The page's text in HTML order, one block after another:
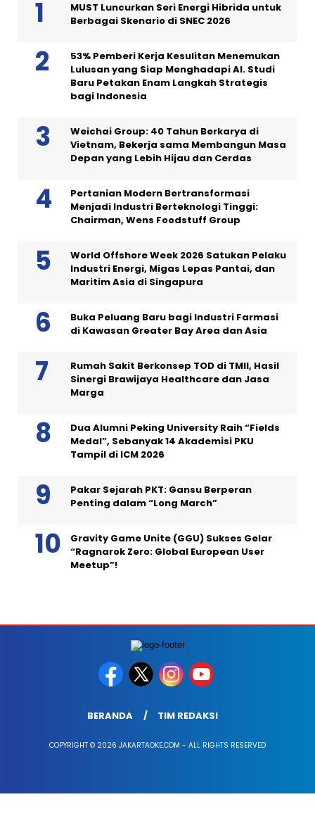
MUST Luncurkan Seri Energi Hibrida untuk
Berbagai Skenario di SNEC 2026
53% Pemberi Kerja Kesulitan Menemukan
Lulusan yang Siap Menghadapi AI. Studi
Baru Petakan Enam Langkah Strategis
bagi Indonesia
Weichai Group: 40 Tahun Berkarya di
Vietnam, Bekerja sama Membangun Masa
Depan yang Lebih Hijau dan Cerdas
Pertanian Modern Bertransformasi
Menjadi Industri Berteknologi Tinggi:
Chairman, Wens Foodstuff Group
World Offshore Week 2026 Satukan Pelaku
Industri Energi, Migas Lepas Pantai, dan
Maritim Asia di Singapura
Buka Peluang Baru bagi Industri Farmasi
di Kawasan Greater Bay Area dan Asia
Rumah Sakit Berkonsep TOD di TMII, Hasil
Sinergi Brawijaya Healthcare dan Jasa
Marga
Dua Alumni Peking University Raih “Fields
Medal”, Sebanyak 14 Akademisi PKU
Tampil di ICM 2026
Pakar Sejarah PKT: Gansu Berperan
Penting dalam “Long March”
Gravity Game Unite (GGU) Sukses Gelar
“Ragnarok Zero: Global European User
Meetup”!
BERANDA TIM REDAKSI
COPYRIGHT © 2026 JAKARTAOKE.COM - ALL RIGHTS RESERVED